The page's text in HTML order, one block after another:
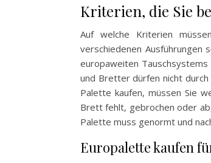
Kriterien, die Sie
Auf welche Kriterien
verschiedenen
europaweiten
und Bretter dürfen nicht durch
Palette kaufen, müssen Sie
Brett fehlt, gebrochen oder
Palette muss genormt und
Europalette kaufen